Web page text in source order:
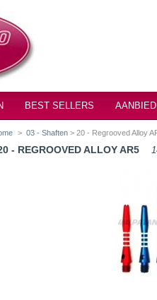
BEST SELLERS
> 03 - Shaften > 20 - Regrooved Alloy
- REGROOVED ALLOY AR5